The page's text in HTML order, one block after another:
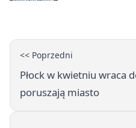
<< Poprzedni
Płock w kwietniu wraca
poruszają miasto